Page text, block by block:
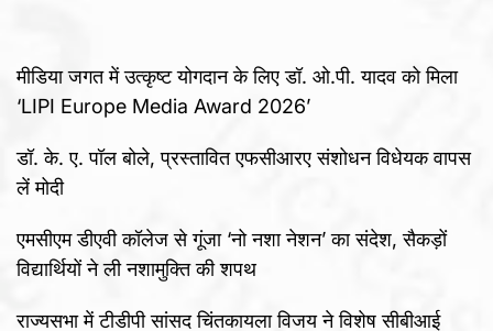
मीडिया जगत में उत्कृष्ट योगदान के लिए डॉ. ओ.पी. यादव को मिला
‘LIPI Europe Media Award 2026’
डॉ. के. ए. पॉल बोले, प्रस्तावित एफसीआरए संशोधन विधेयक वापस
लें मोदी
एमसीएम डीएवी कॉलेज से गूंजा ‘नो नशा नेशन’ का संदेश, सैकड़ों
विद्यार्थियों ने ली नशामुक्ति की शपथ
राज्यसभा में टीडीपी सांसद चिंतकायला विजय ने विशेष सीबीआई